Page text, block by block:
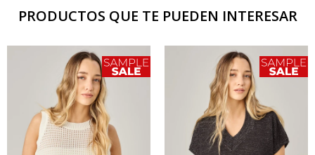
PRODUCTOS QUE TE PUEDEN INTERESAR